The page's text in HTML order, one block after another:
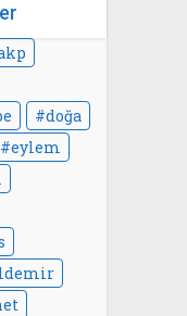
doğa
eylem